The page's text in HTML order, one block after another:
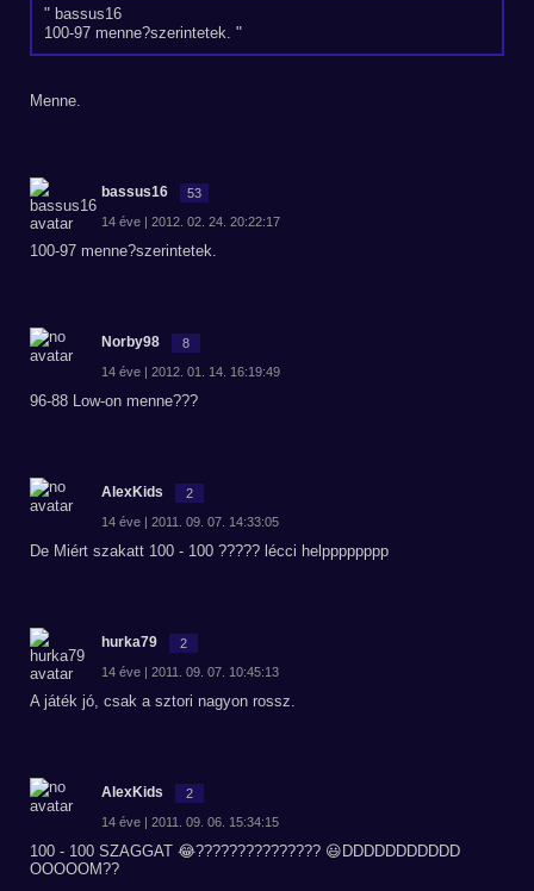
bassus16
100-97 menne?szerintetek.
Menne.
bassus16 53
14 éve | 2012. 02. 24. 20:22:17
100-97 menne?szerintetek.
Norby98 8
14 éve | 2012. 01. 14. 16:19:49
96-88 Low-on menne???
AlexKids 2
14 éve | 2011. 09. 07. 14:33:05
De Miért szakatt 100 - 100 ????? lécci helpppppppp
hurka79 2
14 éve | 2011. 09. 07. 10:45:13
A játék jó, csak a sztori nagyon rossz.
AlexKids 2
14 éve | 2011. 09. 06. 15:34:15
100 - 100 SZAGGAT 😂??????????????? 😃DDDDDDDDDDD
OOOOOM??